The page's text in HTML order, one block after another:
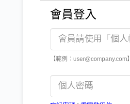
會員登入
【範例：user@company.com】